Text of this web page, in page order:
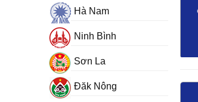
Hà Nam
Ninh Bình
Sơn La
Đăk Nông